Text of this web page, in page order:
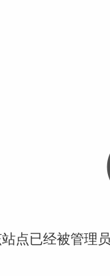
点已经被管理